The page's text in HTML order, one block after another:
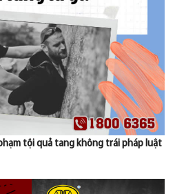
tội quả tang không trái pháp luật